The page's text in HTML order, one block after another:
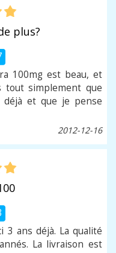
plus?
100mg est beau, et
tout simplement que
déjà et que je pense
2012-12-16
3 ans déjà. La qualité
La livraison est